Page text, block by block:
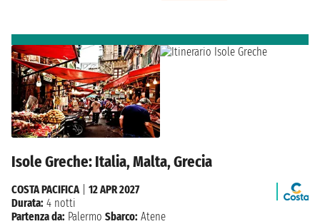
Isole Greche: Italia, Malta, Grecia
COSTA PACIFICA| 12 APR 2027
Durata: 4 notti
Partenza da: Palermo Sbarco: Atene